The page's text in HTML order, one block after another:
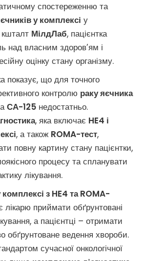
спостереженню та
у комплексі у
кшталт МілдЛаб, пацієнтка
над власним здоров’ям і
оцінку стану організму.
показує, що для точного
контролю раку яєчника
СА-125 недостатньо.
, яка включає HE4 і
, а також ROMA-тест,
повну картину стану пацієнтки,
процесу та спланувати
лікування.
з HE4 та ROMA-
лікарю приймати обґрунтовані
а пацієнтці – отримати
обґрунтоване ведення хвороби.
сучасної онкологічної